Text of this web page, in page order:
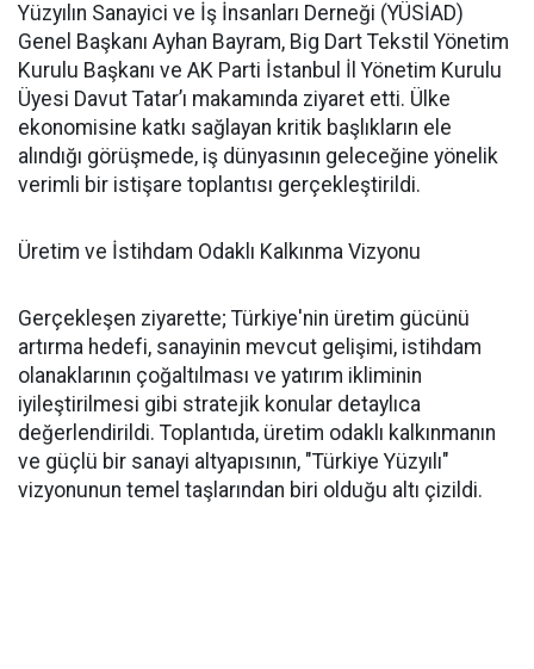
Yüzyılın Sanayici ve İş İnsanları Derneği (YÜSİAD)
Genel Başkanı Ayhan Bayram, Big Dart Tekstil Yönetim
Kurulu Başkanı ve AK Parti İstanbul İl Yönetim Kurulu
Üyesi Davut Tatar’ı makamında ziyaret etti. Ülke
ekonomisine katkı sağlayan kritik başlıkların ele
alındığı görüşmede, iş dünyasının geleceğine yönelik
verimli bir istişare toplantısı gerçekleştirildi.
Üretim ve İstihdam Odaklı Kalkınma Vizyonu
Gerçekleşen ziyarette; Türkiye'nin üretim gücünü
artırma hedefi, sanayinin mevcut gelişimi, istihdam
olanaklarının çoğaltılması ve yatırım ikliminin
iyileştirilmesi gibi stratejik konular detaylıca
değerlendirildi. Toplantıda, üretim odaklı kalkınmanın
ve güçlü bir sanayi altyapısının, "Türkiye Yüzyılı"
vizyonunun temel taşlarından biri olduğu altı çizildi.